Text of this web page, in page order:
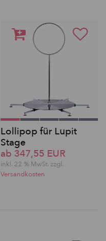
Lollipop für Lupit
Stage
ab 347,55 EUR
inkl. 22 % MwSt. zzgl.
Versandkosten